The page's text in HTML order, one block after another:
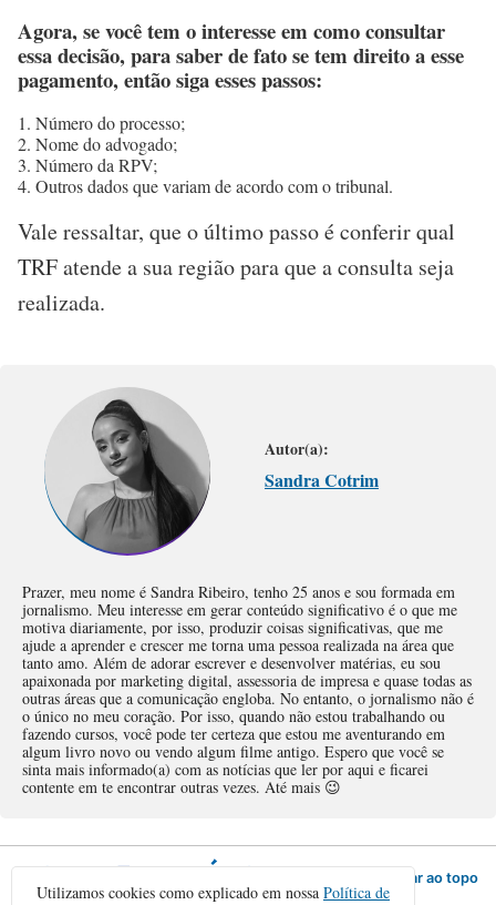
Agora, se você tem o interesse em como consultar
essa decisão, para saber de fato se tem direito a esse
pagamento, então siga esses passos:
Número do processo;
Nome do advogado;
Número da RPV;
Outros dados que variam de acordo com o tribunal.
Vale ressaltar, que o último passo é conferir qual
TRF atende a sua região para que a consulta seja
realizada.
Autor(a):
Sandra Cotrim
Prazer, meu nome é Sandra Ribeiro, tenho 25 anos e sou formada em
jornalismo. Meu interesse em gerar conteúdo significativo é o que me
motiva diariamente, por isso, produzir coisas significativas, que me
ajude a aprender e crescer me torna uma pessoa realizada na área que
tanto amo. Além de adorar escrever e desenvolver matérias, eu sou
apaixonada por marketing digital, assessoria de impresa e quase todas as
outras áreas que a comunicação engloba. No entanto, o jornalismo não é
o único no meu coração. Por isso, quando não estou trabalhando ou
fazendo cursos, você pode ter certeza que estou me aventurando em
algum livro novo ou vendo algum filme antigo. Espero que você se
sinta mais informado(a) com as notícias que ler por aqui e ficarei
contente em te encontrar outras vezes. Até mais 😉
Voltar ao topo
Utilizamos cookies como explicado em nossa Política de